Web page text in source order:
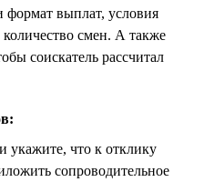
формат выплат, условия
смен. А также
соискатель рассчитал
укажите, что к отклику
сопроводительное